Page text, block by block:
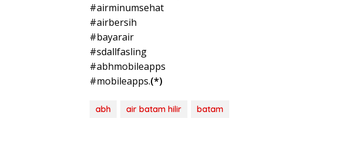
#airminumsehat
#airbersih
#bayarair
#sdallfasling
#abhmobileapps
#mobileapps.(*)
abh air batam hilir batam